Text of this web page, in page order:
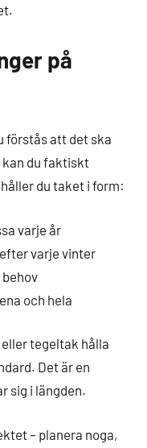
på
förstås att det ska
kan du faktiskt
du taket i form:
varje år
varje vinter
och hela
tegeltak hålla
Det är en
sig i längden.
– planera noga,